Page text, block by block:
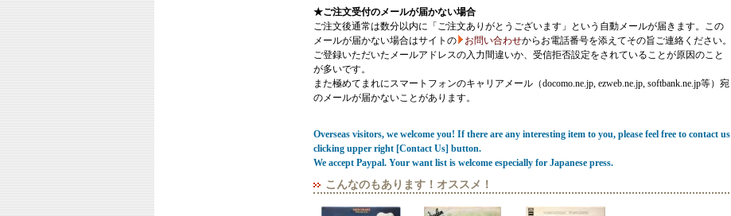
★ご注文受付のメールが届かない場合
ご注文後通常は数分以内に「ご注文ありがとうございます」という自動メールが届きます。この
メールが届かない場合はサイトの
お問い合わせからお電話番号を添えてその旨ご連絡ください。
ご登録いただいたメールアドレスの入力間違いか、受信拒否設定をされていることが原因のこと
が多いです。
また極めてまれにスマートフォンのキャリアメール（docomo.ne.jp, ezweb.ne.jp, softbank.ne.jp等）宛
のメールが届かないことがあります。
Overseas visitors, we welcome you! If there are any interesting item to you, please feel free to contact us
clicking upper right [Contact Us] button.
We accept Paypal. Your want list is welcome especially for Japanese press.
こんなのもあります！オススメ！